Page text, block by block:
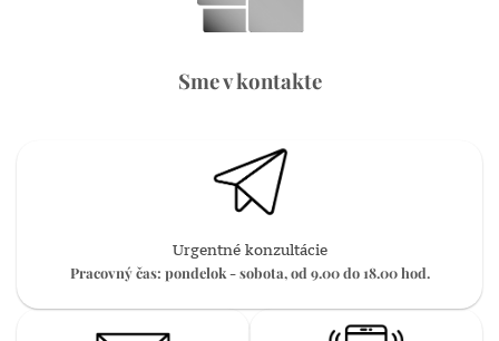
Sme v kontakte
Urgentné konzultácie
Pracovný čas: pondelok - sobota, od 9.00 do 18.00 hod.